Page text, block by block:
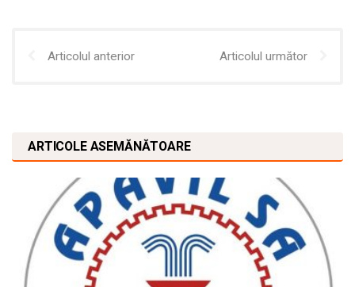
Articolul anterior Articolul următor
ARTICOLE ASEMĂNĂTOARE